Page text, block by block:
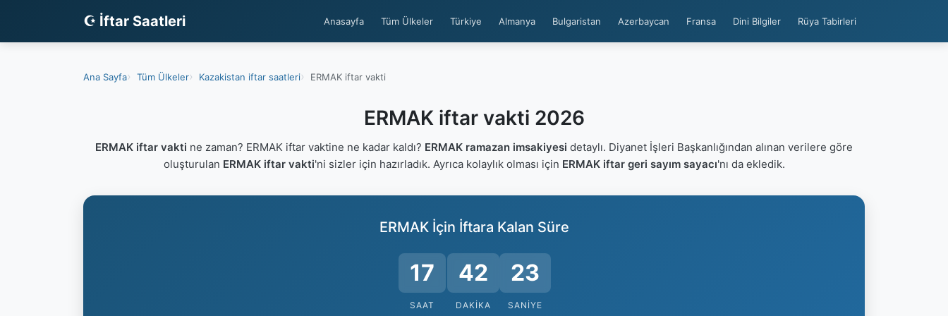
☪ İftar Saatleri Anasayfa Tüm Ülkeler Türkiye Almanya Bulgaristan Azerbaycan Fransa Dini Bilgiler Rüya Tabirleri
Ana Sayfa Tüm Ülkeler Kazakistan iftar saatleri ERMAK iftar vakti
ERMAK iftar vakti 2026
ERMAK iftar vakti ne zaman? ERMAK iftar vaktine ne kadar kaldı? ERMAK ramazan imsakiyesi detaylı. Diyanet İşleri Başkanlığından alınan verilere göre
oluşturulan ERMAK iftar vakti'ni sizler için hazırladık. Ayrıca kolaylık olması için ERMAK iftar geri sayım sayacı'nı da ekledik.
ERMAK İçin İftara Kalan Süre
17
SAAT
42
DAKIKA
22
SANIYE